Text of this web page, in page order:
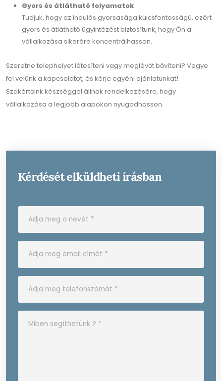
Gyors és átlátható folyamatok
Tudjuk, hogy az indulás gyorsasága kulcsfontosságú, ezért
gyors és átlátható ügyintézést biztosítunk, hogy Ön a
vállalkozása sikerére koncentrálhasson.
Szeretne telephelyet létesíteni vagy meglévőt bővíteni? Vegye
fel velünk a kapcsolatot, és kérje egyéni ajánlatunkat!
Szakértőink készséggel állnak rendelkezésére, hogy
vállalkozása a legjobb alapokon nyugodhasson.
Kérdését elküldheti írásban